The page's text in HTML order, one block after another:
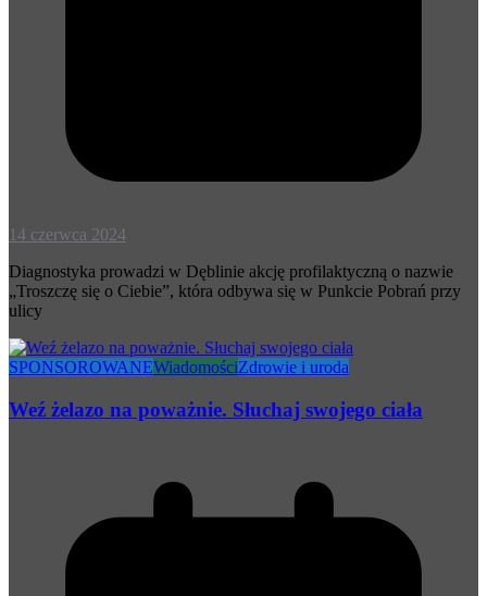
14 czerwca 2024
Diagnostyka prowadzi w Dęblinie akcję profilaktyczną o nazwie
„Troszczę się o Ciebie”, która odbywa się w Punkcie Pobrań przy
ulicy
SPONSOROWANEWiadomościZdrowie i uroda
Weź żelazo na poważnie. Słuchaj swojego ciała